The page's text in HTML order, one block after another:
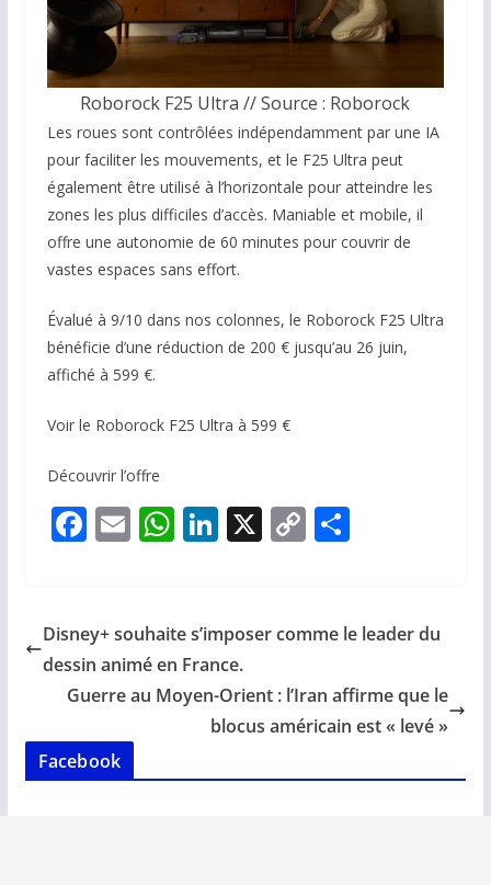
Roborock F25 Ultra // Source : Roborock
Les roues sont contrôlées indépendamment par une IA
pour faciliter les mouvements, et le F25 Ultra peut
également être utilisé à l’horizontale pour atteindre les
zones les plus difficiles d’accès. Maniable et mobile, il
offre une autonomie de 60 minutes pour couvrir de
vastes espaces sans effort.
Évalué à 9/10 dans nos colonnes, le Roborock F25 Ultra
bénéficie d’une réduction de 200 € jusqu’au 26 juin,
affiché à 599 €.
Voir le Roborock F25 Ultra à 599 €
Découvrir l’offre
F
b
o
o
k
E
l
W
s
A
p
Li
e
dI
n
X C
y
n
k
P
g
Disney+ souhaite s’imposer comme le leader du
dessin animé en France.
Guerre au Moyen-Orient : l’Iran affirme que le
blocus américain est « levé »
Facebook